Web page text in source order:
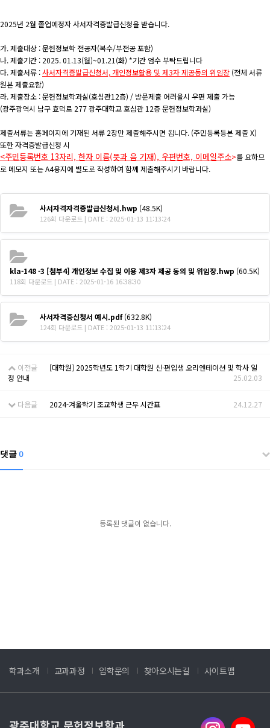
2025년 2월 졸업예정자 사서자격증발급신청을 받습니다.
가. 제출대상 : 문헌정보학 전공자(복수/부전공 포함)
나. 제출기간 : 2025. 01.13(월)~01.21(화) *기간 엄수 부탁드립니다
다. 제출서류 :사서자격증발급신청서, 개인정보활용 및 제3자 제공동의 위임장 (전체 서류
원본 제출요함)
라. 제출장소 : 문헌정보학과실(호심관12층) / 방문제출 어려울시 우편 제출 가능
(광주광역시 남구 효덕로 277 광주대학교 호심관 12층 문헌정보학과실)
제출서류는 홈페이지에 기재된 서류 2장만 제출해주시면 됩니다. (주민등록등본 제출 X)
또한 자격증발급신청 시
<주민등록번호 13자리, 한자 이름(뜻과 음 기재), 우편번호, 이메일주소>를 요하므
로 메모지 또는 A4용지에 별도로 작성하여 함께 제출해주시기 바랍니다.
사서자격자격증발급신청서.hwp (48.5K)
126회 다운로드 | DATE : 2025-01-13 11:13:24
kla-148 -3 [첨부4] 개인정보 수집 및 이용 제3자 제공 동의 및 위임장.hwp (60.5K)
118회 다운로드 | DATE : 2025-01-16 16:38:30
사서자격증신청서 예시.pdf(632.8K)
124회 다운로드 | DATE : 2025-01-13 11:13:24
이전글
[대학원] 2025학년도 1학기 대학원 신·편입생 오리엔테이션 및 학사 일
정 안내
25.02.03
다음글 2024-겨울학기 조교학생 근무 시간표 24.12.27
댓글0
등록된 댓글이 없습니다.
학과소개 교과과정 입학문의 찾아오시는길 사이트맵